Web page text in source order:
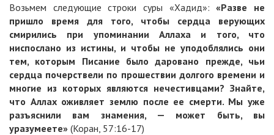
Возьмем следующие строки суры «Хадид»:«Разве не
пришло время для того, чтобы сердца верующих
смирились при упоминании Аллаха и того, что
ниспослано из истины, и чтобы не уподоблялись они
тем, которым Писание было даровано прежде, чьи
сердца почерствели по прошествии долгого времени и
многие из которых являются нечестивцами? Знайте,
что Аллах оживляет землю после ее смерти. Мы уже
разъяснили вам знамения, — может быть, вы
уразумеете» (Коран, 57:16-17)